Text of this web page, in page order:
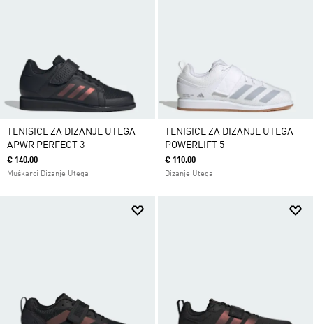
TENISICE ZA DIZANJE UTEGA
APWR PERFECT 3
€ 140.00
Muškarci Dizanje Utega
TENISICE ZA DIZANJE UTEGA
POWERLIFT 5
€ 110.00
Dizanje Utega